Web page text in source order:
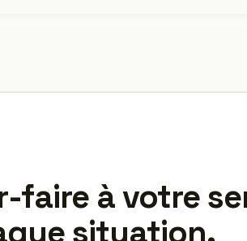
faire à votre
situation.